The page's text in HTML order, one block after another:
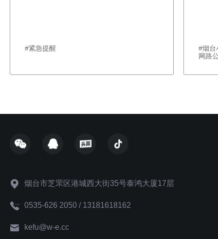
#紧急提醒
#烟
网路
烟台市芝罘区港城西大街35号泰鸿大厦17层
0535-626 2050 / 13181618162
kefu@w-e.cc